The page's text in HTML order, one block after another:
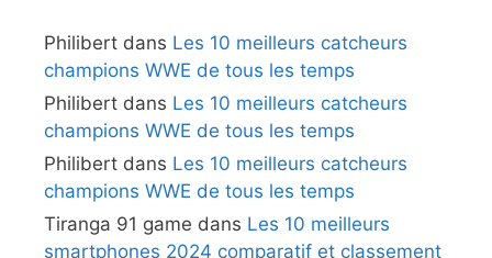
Philibert dans Les 10 meilleurs catcheurs
champions WWE de tous les temps
Philibert dans Les 10 meilleurs catcheurs
champions WWE de tous les temps
Philibert dans Les 10 meilleurs catcheurs
champions WWE de tous les temps
Tiranga 91 game dans Les 10 meilleurs
smartphones 2024 comparatif et classement